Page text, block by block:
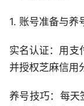
1. 账号准备与养
实名认证：用支
并授权芝麻信用
养号技巧：每天